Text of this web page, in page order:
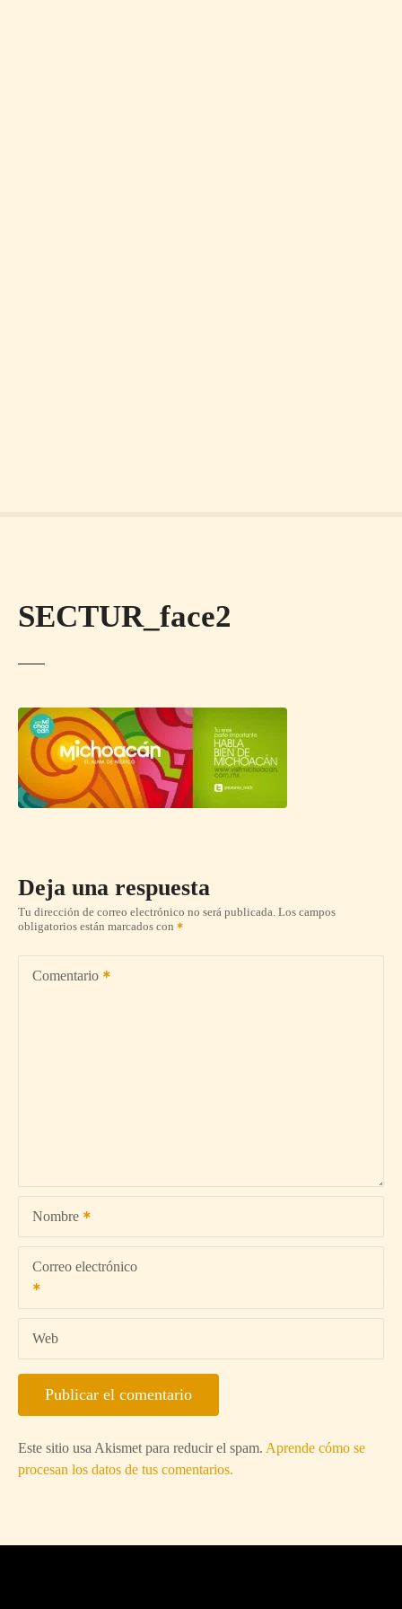
SECTUR_face2
Deja una respuesta
Tu dirección de correo electrónico no será publicada. Los campos
obligatorios están marcados con
Comentario
Nombre
Correo electrónico
Web
Este sitio usa Akismet para reducir el spam. Aprende cómo se
procesan los datos de tus comentarios.